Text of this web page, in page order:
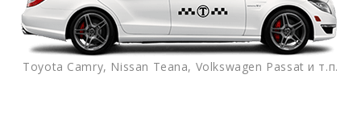
Toyota Camry, Nissan Teana, Volkswagen Passat и т.п.